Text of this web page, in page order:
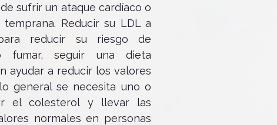
sufrir un ataque cardíaco o
Reducir su LDL a
reducir su riesgo de
fumar, seguir una dieta
ayudar a reducir los valores
general se necesita uno o
el colesterol y llevar las
normales en personas